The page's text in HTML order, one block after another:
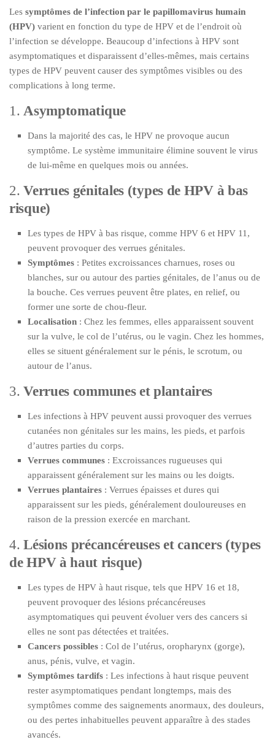
Les symptômes de l’infection par le papillomavirus humain
(HPV) varient en fonction du type de HPV et de l’endroit où
l’infection se développe. Beaucoup d’infections à HPV sont
asymptomatiques et disparaissent d’elles-mêmes, mais certains
types de HPV peuvent causer des symptômes visibles ou des
complications à long terme.
1.Asymptomatique
Dans la majorité des cas, le HPV ne provoque aucun
symptôme. Le système immunitaire élimine souvent le virus
de lui-même en quelques mois ou années.
2.Verrues génitales (types de HPV à bas
risque)
Les types de HPV à bas risque, comme HPV 6 et HPV 11,
peuvent provoquer des verrues génitales.
Symptômes : Petites excroissances charnues, roses ou
blanches, sur ou autour des parties génitales, de l’anus ou de
la bouche. Ces verrues peuvent être plates, en relief, ou
former une sorte de chou-fleur.
Localisation : Chez les femmes, elles apparaissent souvent
sur la vulve, le col de l’utérus, ou le vagin. Chez les hommes,
elles se situent généralement sur le pénis, le scrotum, ou
autour de l’anus.
3.Verrues communes et plantaires
Les infections à HPV peuvent aussi provoquer des verrues
cutanées non génitales sur les mains, les pieds, et parfois
d’autres parties du corps.
Verrues communes : Excroissances rugueuses qui
apparaissent généralement sur les mains ou les doigts.
Verrues plantaires : Verrues épaisses et dures qui
apparaissent sur les pieds, généralement douloureuses en
raison de la pression exercée en marchant.
4.Lésions précancéreuses et cancers (types
de HPV à haut risque)
Les types de HPV à haut risque, tels que HPV 16 et 18,
peuvent provoquer des lésions précancéreuses
asymptomatiques qui peuvent évoluer vers des cancers si
elles ne sont pas détectées et traitées.
Cancers possibles : Col de l’utérus, oropharynx (gorge),
anus, pénis, vulve, et vagin.
Symptômes tardifs : Les infections à haut risque peuvent
rester asymptomatiques pendant longtemps, mais des
symptômes comme des saignements anormaux, des douleurs,
ou des pertes inhabituelles peuvent apparaître à des stades
avancés.